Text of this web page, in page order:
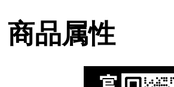
商品属性